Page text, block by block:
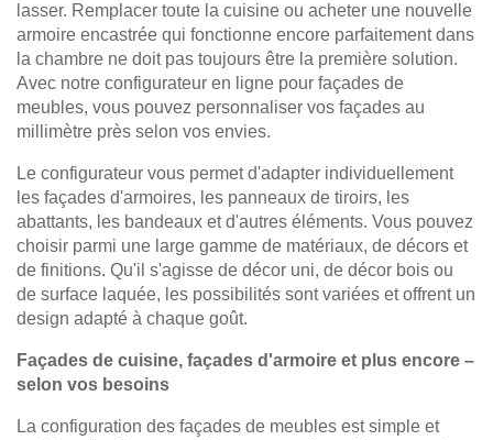
lasser. Remplacer toute la cuisine ou acheter une nouvelle
armoire encastrée qui fonctionne encore parfaitement dans
la chambre ne doit pas toujours être la première solution.
Avec notre configurateur en ligne pour façades de
meubles, vous pouvez personnaliser vos façades au
millimètre près selon vos envies.
Le configurateur vous permet d'adapter individuellement
les façades d'armoires, les panneaux de tiroirs, les
abattants, les bandeaux et d'autres éléments. Vous pouvez
choisir parmi une large gamme de matériaux, de décors et
de finitions. Qu'il s'agisse de décor uni, de décor bois ou
de surface laquée, les possibilités sont variées et offrent un
design adapté à chaque goût.
Façades de cuisine, façades d'armoire et plus encore –
selon vos besoins
La configuration des façades de meubles est simple et